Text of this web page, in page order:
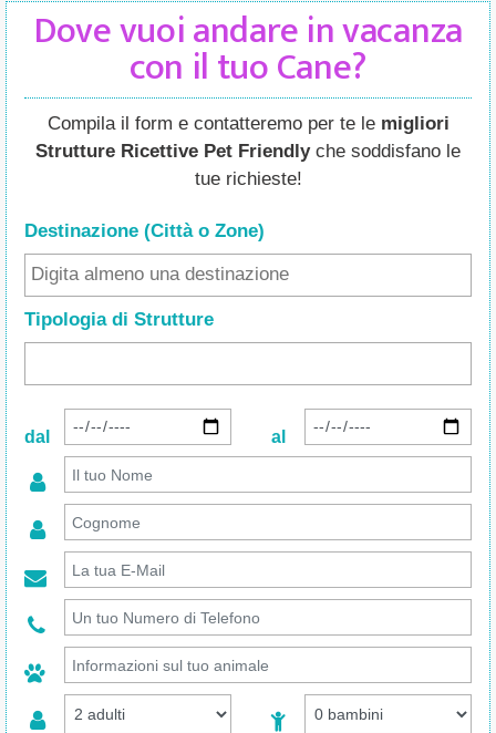
Dove vuoi andare in vacanza
con il tuo Cane?
Compila il form e contatteremo per te le migliori
Strutture Ricettive Pet Friendlyche soddisfano le
tue richieste!
Destinazione (Città o Zone)
Tipologia di Strutture
dal al